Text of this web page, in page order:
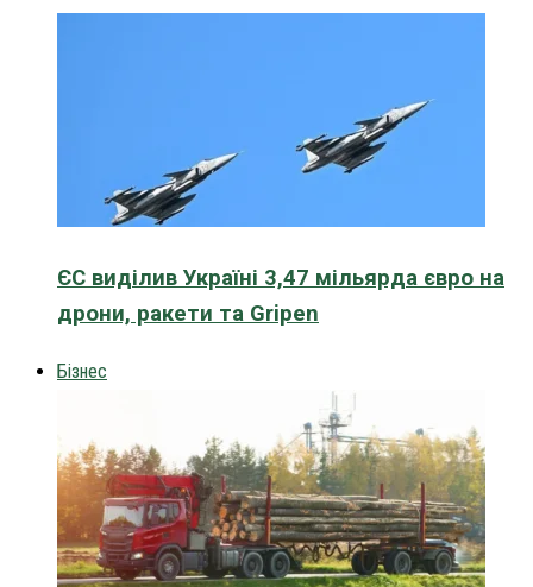
ЄС виділив Україні 3,47 мільярда євро на
дрони, ракети та Gripen
Бізнес